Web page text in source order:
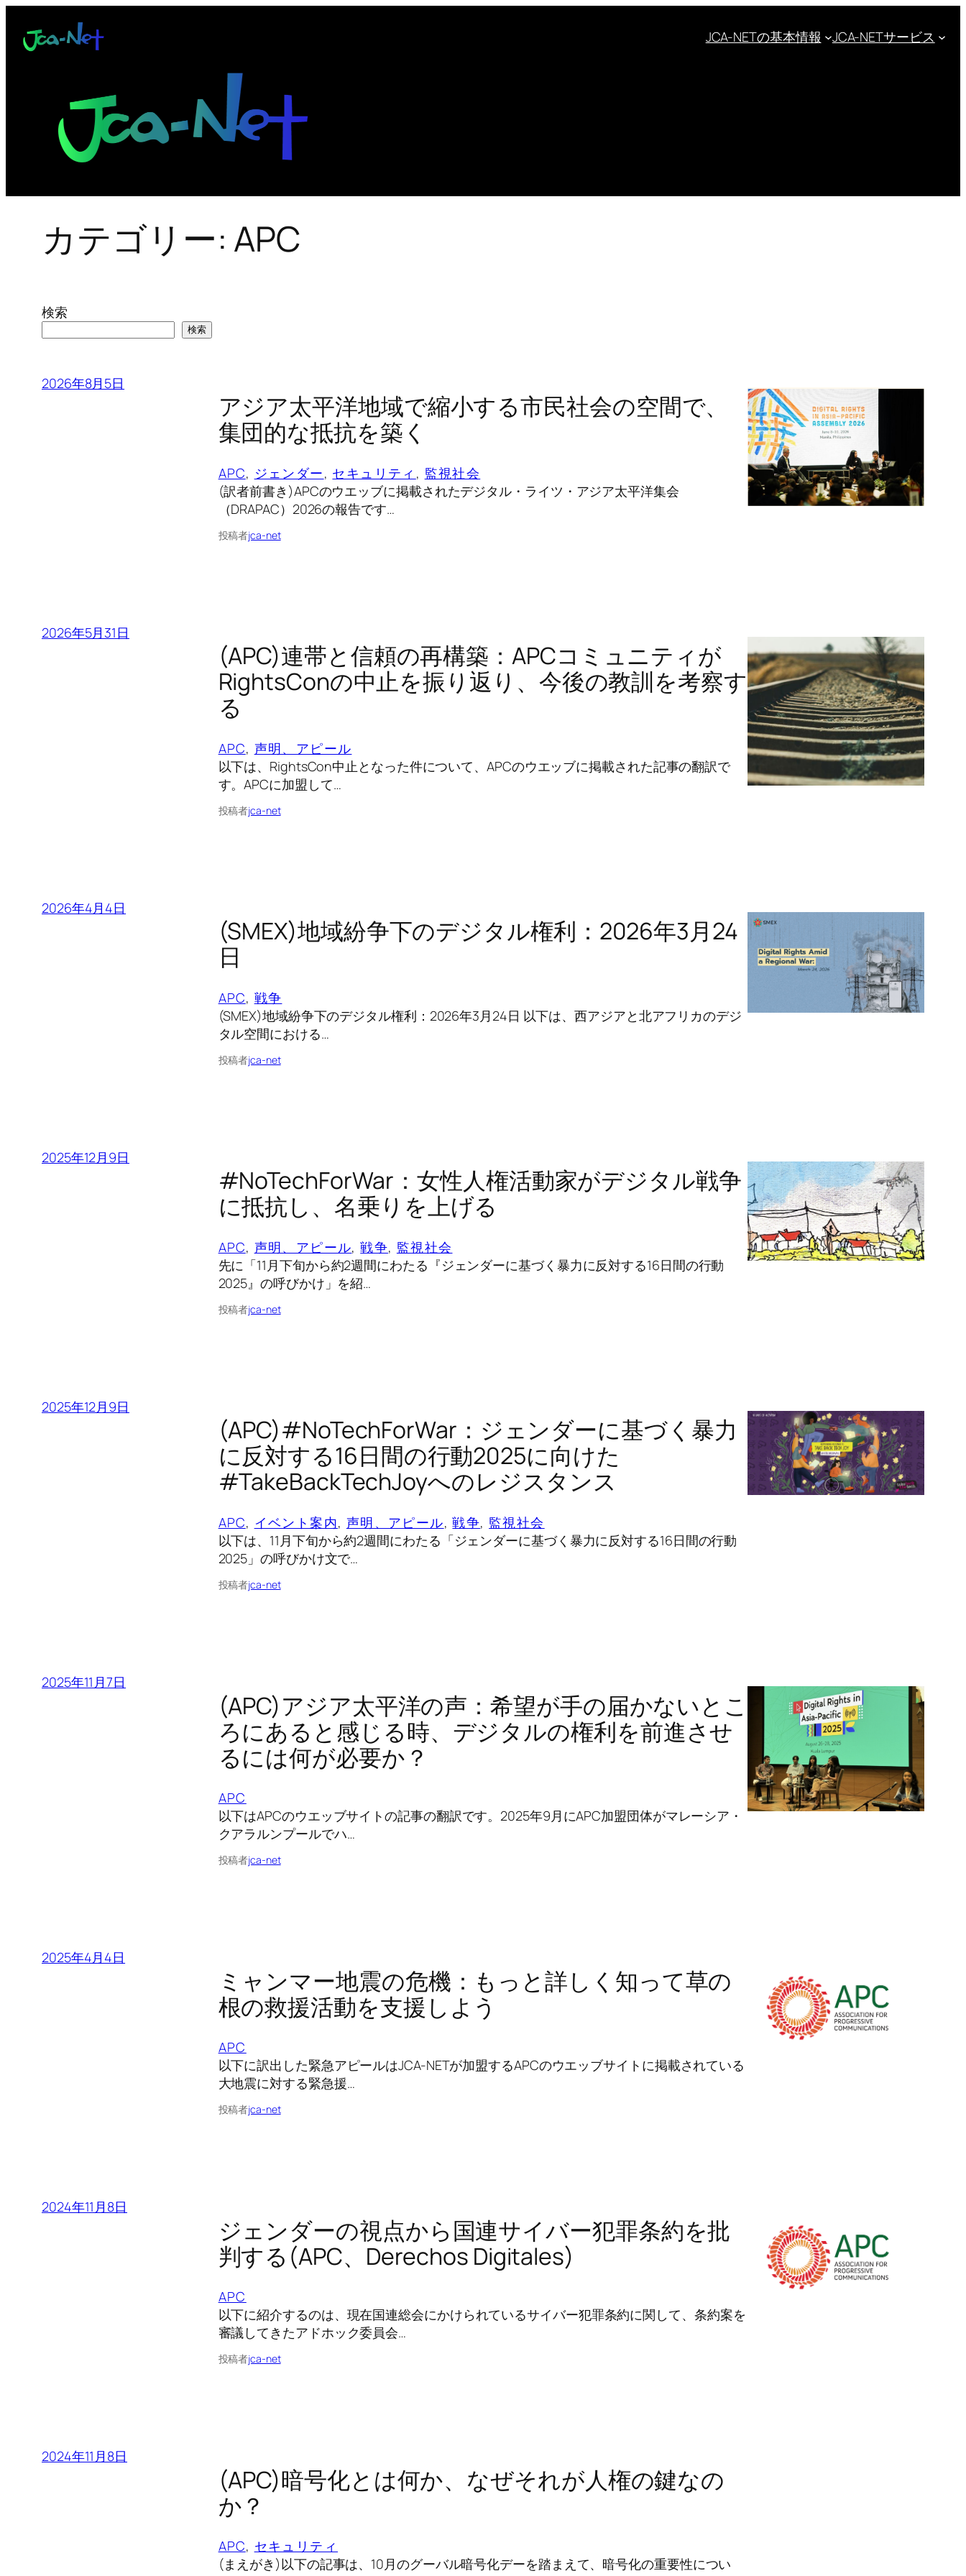
JCA-NETの基本情報 JCA-NETサービス
カテゴリー: APC
検索
検索
2026年8月5日
アジア太平洋地域で縮小する市民社会の空間で、
集団的な抵抗を築く
APC, ジェンダー, セキュリティ , 監視社会
(訳者前書き)APCのウエッブに掲載されたデジタル・ライツ・アジア太平洋集会
（DRAPAC）2026の報告です…
投稿者jca-net
2026年5月31日
(APC)連帯と信頼の再構築：APCコミュニティが
RightsConの中止を振り返り、今後の教訓を考察す
る
APC, 声明、アピール
以下は、RightsCon中止となった件について、APCのウエッブに掲載された記事の翻訳で
す。APCに加盟して…
投稿者jca-net
2026年4月4日
(SMEX)地域紛争下のデジタル権利：2026年3月24
日
APC, 戦争
(SMEX)地域紛争下のデジタル権利：2026年3月24日 以下は、西アジアと北アフリカのデジ
タル空間における…
投稿者jca-net
2025年12月9日
#NoTechForWar：女性人権活動家がデジタル戦争
に抵抗し、名乗りを上げる
APC, 声明、アピール, 戦争, 監視社会
先に「11月下旬から約2週間にわたる『ジェンダーに基づく暴力に反対する16日間の行動
2025』の呼びかけ」を紹…
投稿者jca-net
2025年12月9日
(APC)#NoTechForWar：ジェンダーに基づく暴力
に反対する16日間の行動2025に向けた
#TakeBackTechJoyへのレジスタンス
APC, イベント案内, 声明、アピール, 戦争, 監視社会
以下は、11月下旬から約2週間にわたる「ジェンダーに基づく暴力に反対する16日間の行動
2025」の呼びかけ文で…
投稿者jca-net
2025年11月7日
(APC)アジア太平洋の声：希望が手の届かないとこ
ろにあると感じる時、デジタルの権利を前進させ
るには何が必要か？
APC
以下はAPCのウエッブサイトの記事の翻訳です。2025年9月にAPC加盟団体がマレーシア・
クアラルンプールでハ…
投稿者jca-net
2025年4月4日
ミャンマー地震の危機：もっと詳しく知って草の
根の救援活動を支援しよう
APC
以下に訳出した緊急アピールはJCA-NETが加盟するAPCのウエッブサイトに掲載されている
大地震に対する緊急援…
投稿者jca-net
2024年11月8日
ジェンダーの視点から国連サイバー犯罪条約を批
判する(APC、Derechos Digitales)
APC
以下に紹介するのは、現在国連総会にかけられているサイバー犯罪条約に関して、条約案を
審議してきたアドホック委員会…
投稿者jca-net
2024年11月8日
(APC)暗号化とは何か、なぜそれが人権の鍵なの
か？
APC, セキュリティ
(まえがき)以下の記事は、10月のグーバル暗号化デーを踏まえて、暗号化の重要性につい